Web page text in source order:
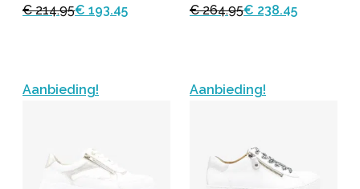
€ 214.95€ 193.45
€ 264.95€ 238.45
Aanbieding! Aanbieding!